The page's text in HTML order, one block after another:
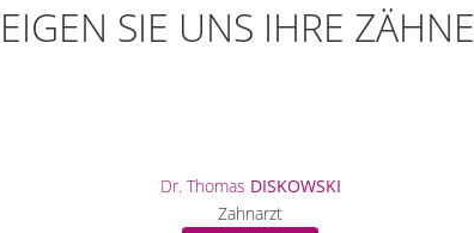
SIE UNS IHRE ZÄHNE
Dr. Thomas DISKOWSKI
Zahnarzt